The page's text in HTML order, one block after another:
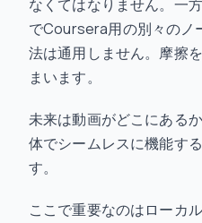
なくてはなりません。一
でCoursera用の別々のノ
法は通用しません。摩擦
まいます。
未来は動画がどこにある
体でシームレスに機能す
す。
ここで重要なのはローカ